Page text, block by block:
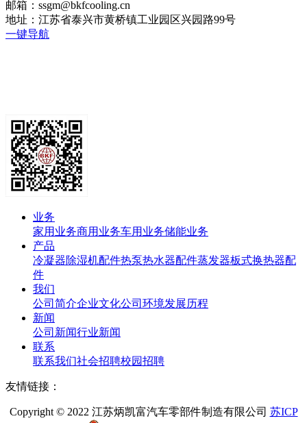
邮箱：ssgm@bkfcooling.cn
地址：江苏省泰兴市黄桥镇工业园区兴园路99号
一键导航
业务
家用业务商用业务车用业务储能业务
产品
冷凝器除湿机配件热泵热水器配件蒸发器板式换热器配
件
我们
公司简介企业文化公司环境发展历程
新闻
公司新闻行业新闻
联系
联系我们社会招聘校园招聘
友情链接：
Copyright © 2022 江苏炳凯富汽车零部件制造有限公司 苏ICP